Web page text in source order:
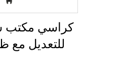
كراسي مكتب
للتعديل مع